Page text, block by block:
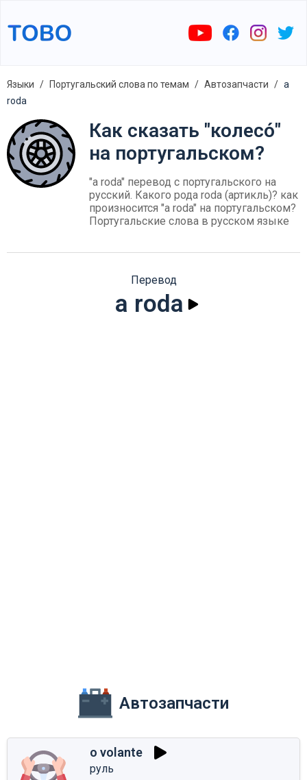
Языки Португальский слова по темам Автозапчасти
a
roda
Как сказать "колесо́"
на португальском?
"a roda" перевод с португальского на
русский. Какого рода roda (артикль)? как
произносится "a roda" на португальском?
Португальские слова в русском языке
Перевод
a roda
Автозапчасти
o volante
руль